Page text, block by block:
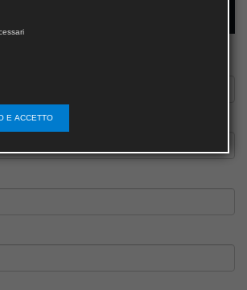
saggio biblioteca
E ACCETTO